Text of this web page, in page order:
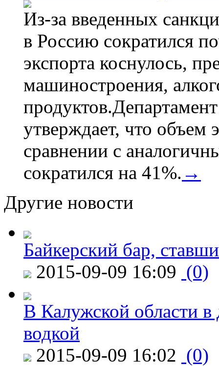
Из-за введенных
в Россию сократился
экспорта коснулось,
машиностроения,
утверждает, что объем
сравнении с
сократился на 41%. →
Другие новости
Байкерский бар,
2015-09-09 16:09 (0)
В Калужской области в
водкой
2015-09-09 16:02 (0)